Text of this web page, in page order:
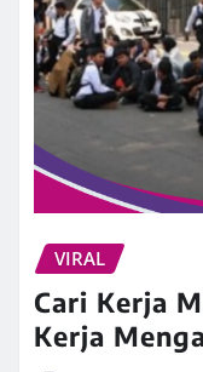
VIRAL
Cari Kerja
Kerja